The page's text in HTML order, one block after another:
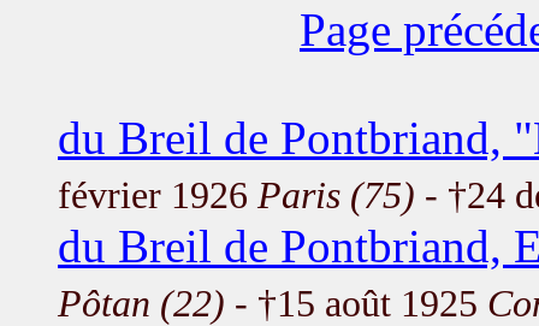
Page
du Breil de Pontbriand,
février 1926 Paris (75) - †24
du Breil de Pontbriand,
Pôtan (22) - †15 août 1925